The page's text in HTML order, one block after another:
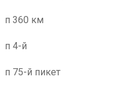
п 360 км
п 4-й
п 75-й пикет